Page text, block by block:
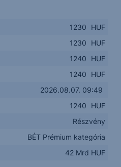
1230
HUF
1230
HUF
1240
HUF
1240
HUF
2026.08.07. 09:49
1240
HUF
Részvény
BÉT Prémium kategória
42 Mrd HUF